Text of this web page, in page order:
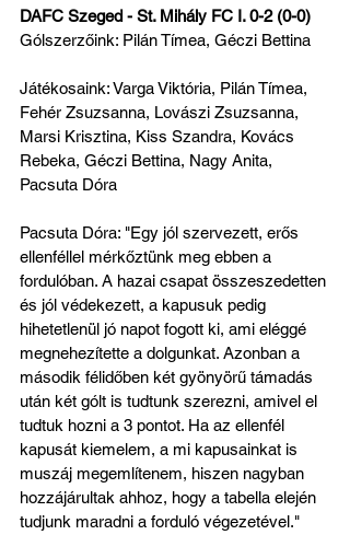
DAFC Szeged - St. Mihály FC I. 0-2 (0-0)
Gólszerzőink: Pilán Tímea, Géczi Bettina
Játékosaink: Varga Viktória, Pilán Tímea,
Fehér Zsuzsanna, Lovászi Zsuzsanna,
Marsi Krisztina, Kiss Szandra, Kovács
Rebeka, Géczi Bettina, Nagy Anita,
Pacsuta Dóra
Pacsuta Dóra: "Egy jól szervezett, erős
ellenféllel mérkőztünk meg ebben a
fordulóban. A hazai csapat összeszedetten
és jól védekezett, a kapusuk pedig
hihetetlenül jó napot fogott ki, ami eléggé
megnehezítette a dolgunkat. Azonban a
második félidőben két gyönyörű támadás
után két gólt is tudtunk szerezni, amivel el
tudtuk hozni a 3 pontot. Ha az ellenfél
kapusát kiemelem, a mi kapusainkat is
muszáj megemlítenem, hiszen nagyban
hozzájárultak ahhoz, hogy a tabella elején
tudjunk maradni a forduló végezetével."